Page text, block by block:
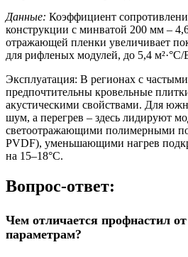
Данные: Коэффициент
конструкции с минватой 200 мм –
отражающей пленки увеличивает
для рифленых модулей, до 5,4
Эксплуатация: В регионах с
предпочтительны кровельные
акустическими свойствами. Для
шум, а перегрев – здесь лидируют
светоотражающими полимерными
PVDF), уменьшающими нагрев
на 15–18°C.
Вопрос-ответ:
Чем отличается профнастил
параметрам?